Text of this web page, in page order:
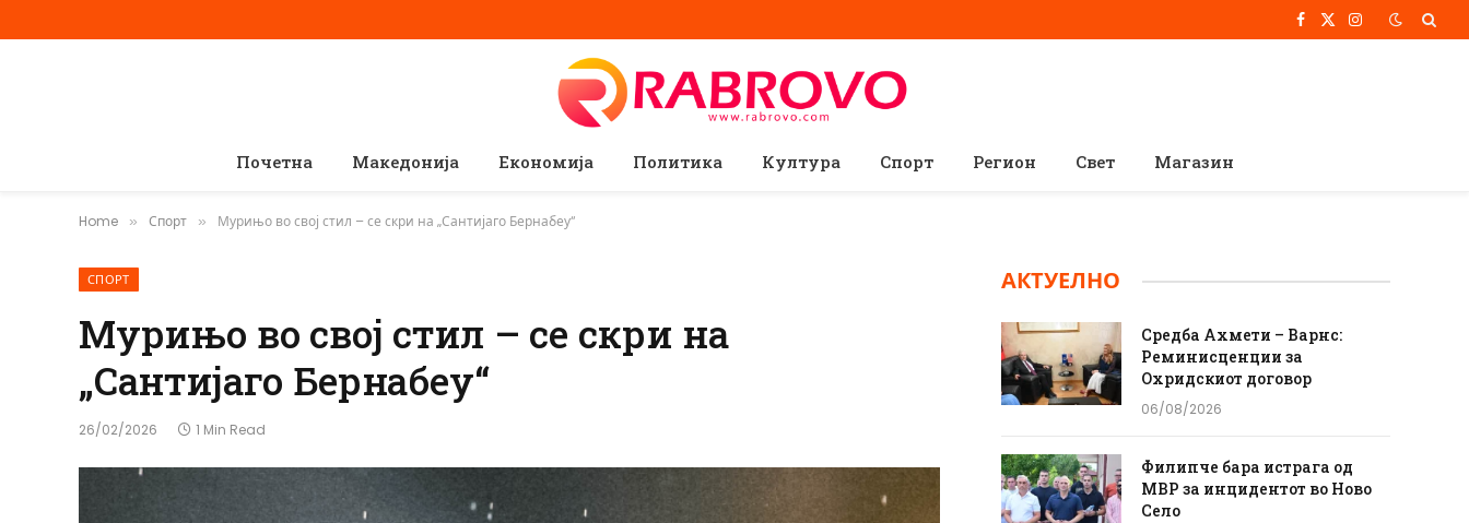
Facebook
X
Instagram
Почетна Македонија Економија Политика Култура Спорт Регион Свет Магазин
Home » Спорт » Мурињо во свој стил – се скри на „Сантијаго Бернабеу“
СПОРТ
Мурињо во свој стил – се скри на
„Сантијаго Бернабеу“
26/02/2026 1 Min Read
АКТУЕЛНО
Средба Ахмети – Варнс:
Реминисценции за
Охридскиот договор
06/08/2026
Филипче бара истрага од
МВР за инцидентот во Ново
Село